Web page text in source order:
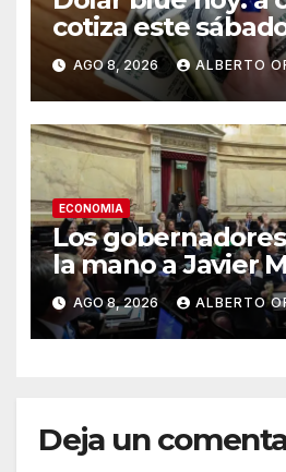
cotiza este
agosto
AGO 8, 2026 ALBERTO
ECONOMIA
Los
la mano a Javier
AGO 8, 2026 ALBERTO
Deja un